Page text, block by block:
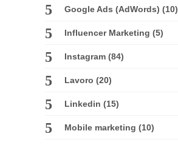
Google Ads (AdWords) (10)
Influencer Marketing (5)
Instagram (84)
Lavoro (20)
Linkedin (15)
Mobile marketing (10)